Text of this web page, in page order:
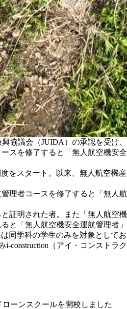
議会（JUIDA）の承認を受け
スを修了すると「無人航空機安
スタート。以来、無人航空機
者コースを修了すると「無人
明された者。また「無人航空
と「無人航空機安全運航管理者
学科の学生のみを対象として
（アイ・コンストラ
ーンスクールを開校しました